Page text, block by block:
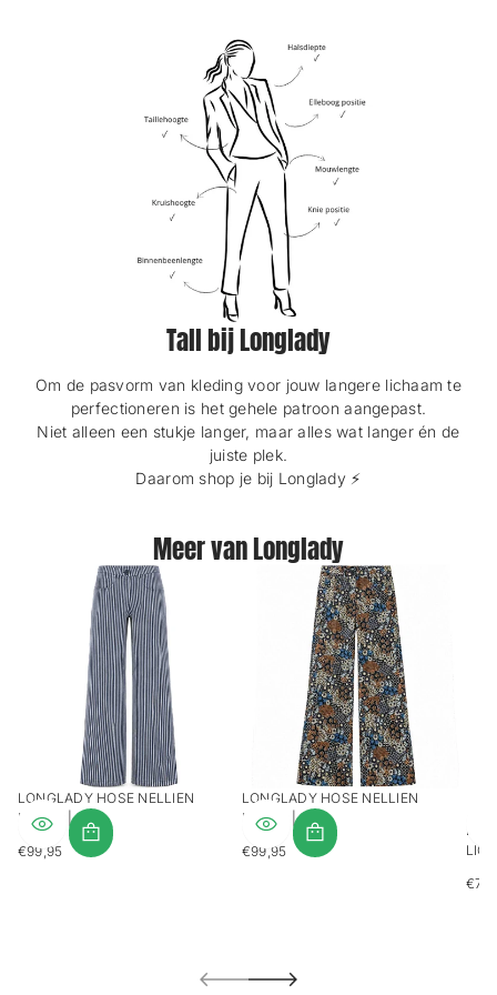
Tall bij Longlady
Om de pasvorm van kleding voor jouw langere lichaam te
perfectioneren is het gehele patroon aangepast.
Niet alleen een stukje langer, maar alles wat langer én de
juiste plek.
Daarom shop je bij Longlady ⚡️
Meer van Longlady
LONGLADY HOSE NELLIEN
PALMS | TALL
REGULÄRER
€99,95
LONGLADY HOSE NELLIEN
PALMS | TALL
REGULÄRER
€99,95